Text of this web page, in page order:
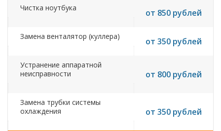
Чистка ноутбука от 850 рублей
Замена венталятор (куллера) от 350 рублей
Устранение аппаратной
неисправности
от 800 рублей
Замена трубки системы
охлаждения
от 350 рублей